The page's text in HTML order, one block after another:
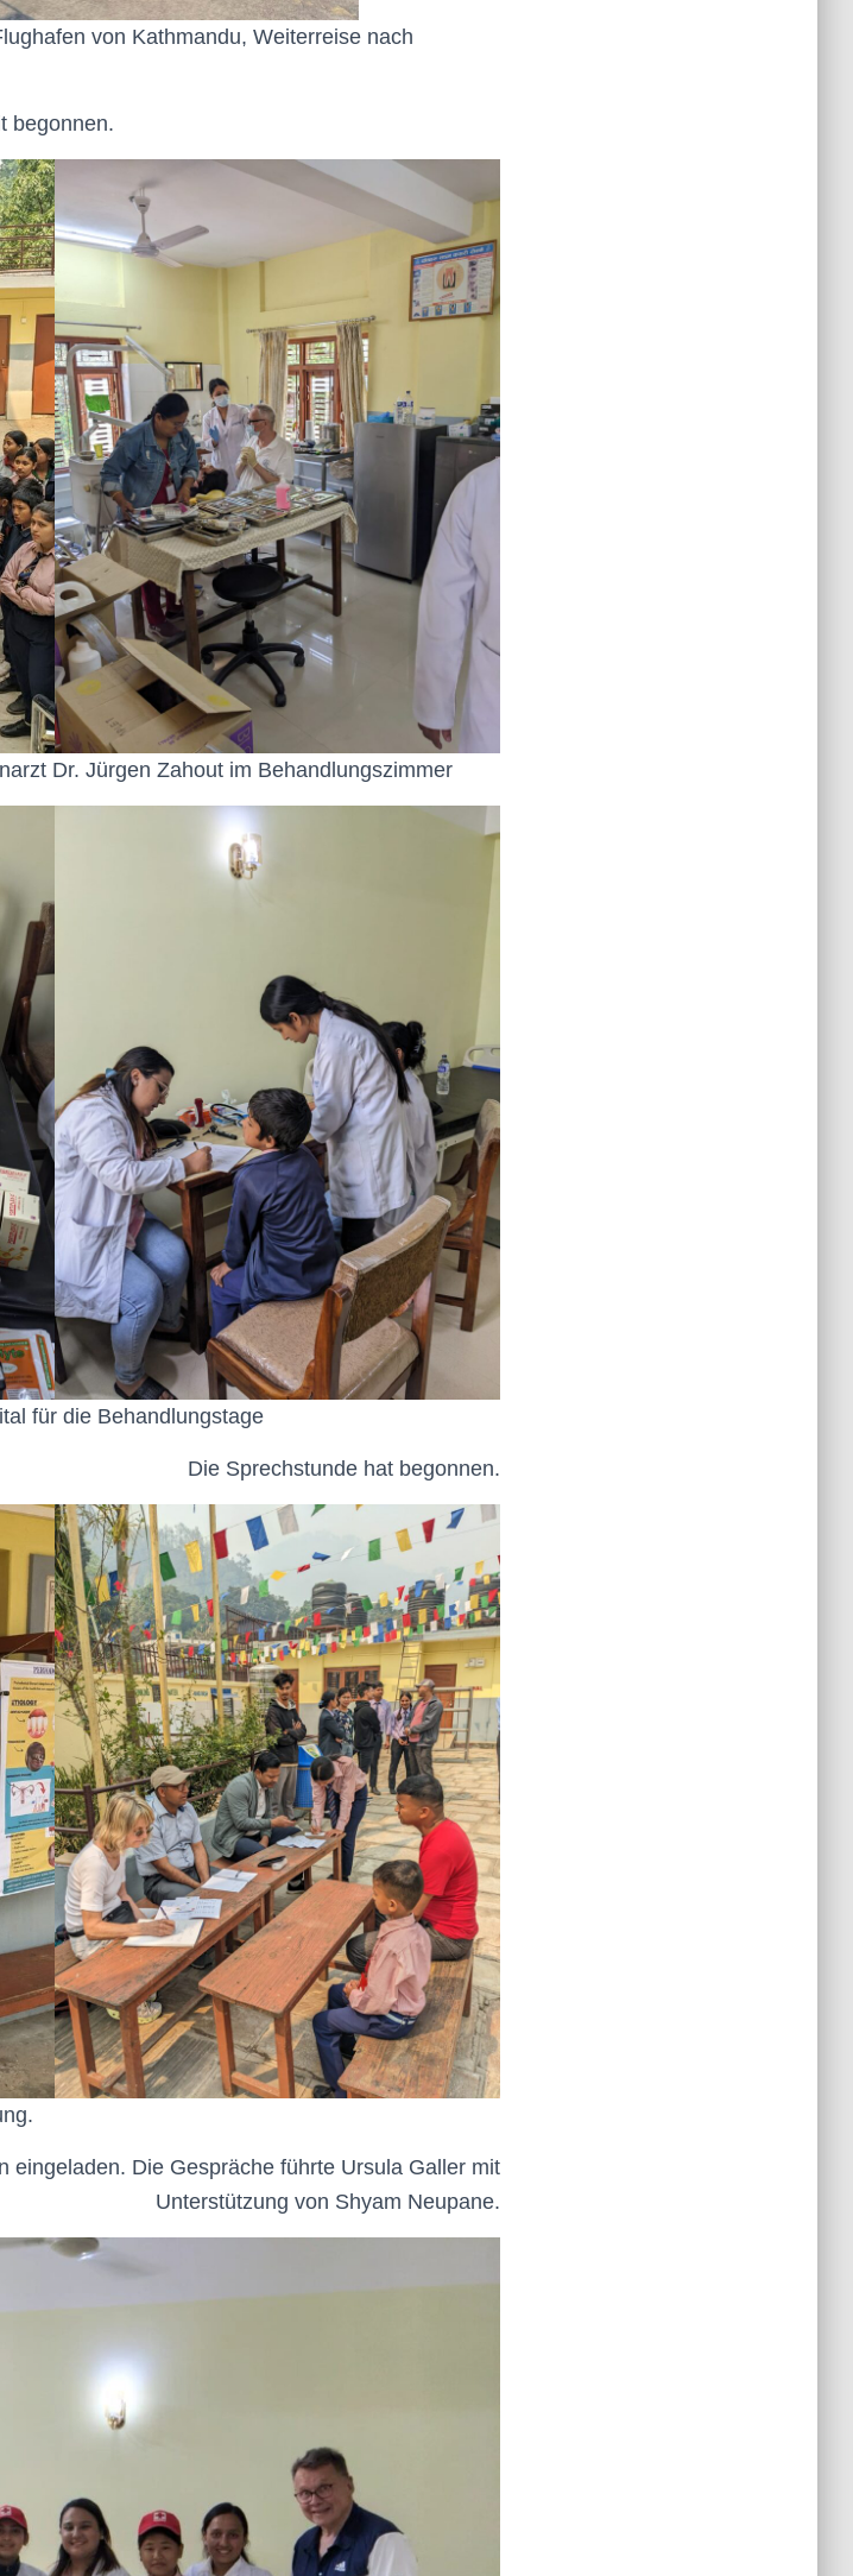
von Kathmandu, Weiterreise nach
begonnen.
Dr. Jürgen Zahout im Behandlungszimmer
für die Behandlungstage
Die Sprechstunde hat begonnen.
eingeladen. Die Gespräche führte Ursula Galler mit
Unterstützung von Shyam Neupane.